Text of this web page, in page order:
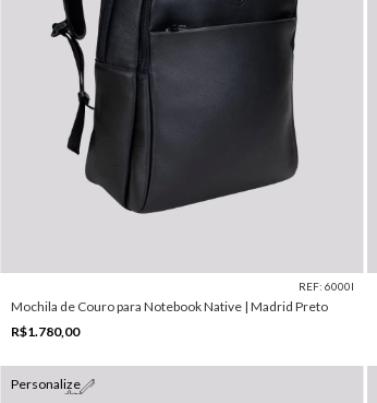
REF: 6000I
Mochila de Couro para Notebook Native | Madrid Preto
R$1.780,00
Personalize